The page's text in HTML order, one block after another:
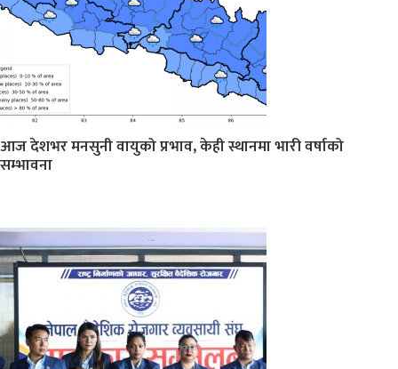
आज देशभर मनसुनी वायुको प्रभाव, केही स्थानमा भारी वर्षाको
सम्भावना